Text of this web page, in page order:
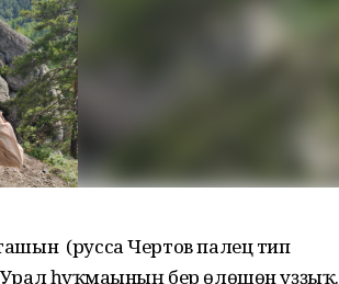
(русса Чертов палец тип
һуҡмағының бер өлөшөн уҙҙыҡ.